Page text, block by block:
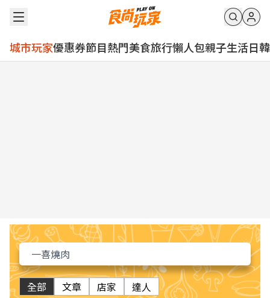
城市玩家優惠券節目熱門美食旅行懶人包親子生活日韓
全部 文章 店家 達人